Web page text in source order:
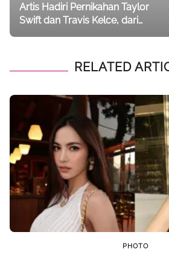
Artis Hadiri Pernikahan Taylor
Swift dan Travis Kelce, dari
RELATED
PHOTO